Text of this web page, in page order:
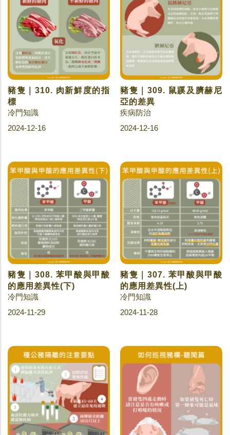
豬隻｜310. 肉新鮮度的指
標
冷門知識
2024-12-16
豬隻｜309. 鼠蹊及臍赫尼
亞的差異
疾病防治
2024-12-16
豬隻｜308. 苯甲酸與甲酸
的應用差異性(下)
冷門知識
2024-11-29
豬隻｜307. 苯甲酸與甲酸
的應用差異性(上)
冷門知識
2024-11-28